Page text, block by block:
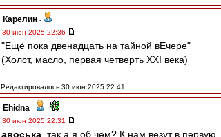
Карелин -
30 июн 2025 22:36
"Ещё пока двенадцать на тайной вЕчере"
(Холст, масло, первая четверть XXI века)
Редактировалось 30 июн 2025 22:41
Ehidna -
30 июн 2025 22:31
авоська , так а я об чем? К нам везут в первую